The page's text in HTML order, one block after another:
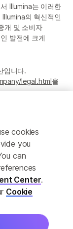
으나, 자동 번역은
함이 아닙니다.
부탁드립니다.
Illumina는 이러한
의 혁신적인
개 및 소비자
발전에 크게
입니다.
legal.html을
cookies
you
can
Center.
Cookie